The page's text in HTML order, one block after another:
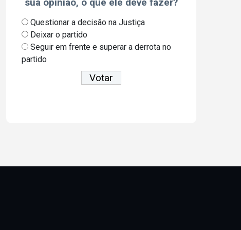
sua opinião, o que ele deve fazer?
Questionar a decisão na Justiça
Deixar o partido
Seguir em frente e superar a derrota no
partido